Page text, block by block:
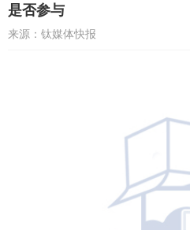
是否参与
来源：钛媒体快报